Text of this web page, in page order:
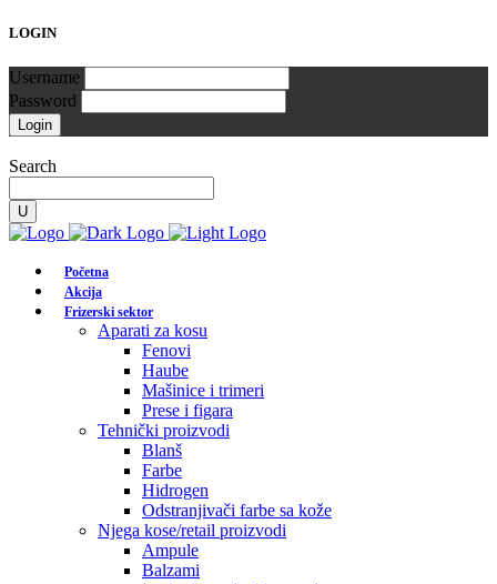
LOGIN
Username
Password
Search
Početna
Akcija
Frizerski sektor
Aparati za kosu
Fenovi
Haube
Mašinice i trimeri
Prese i figara
Tehnički proizvodi
Blanš
Farbe
Hidrogen
Odstranjivači farbe sa kože
Njega kose/retail proizvodi
Ampule
Balzami